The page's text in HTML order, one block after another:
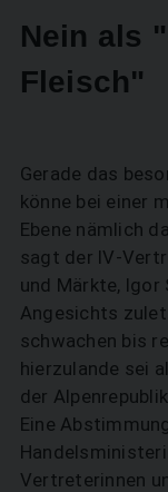
Nein als
Fleisch"
Gerade das
könne bei einer
Ebene nämlich
sagt der IV-
und Märkte, Igor
Angesichts
schwachen bis
hierzulande sei
der
Eine
Vertreterinnen